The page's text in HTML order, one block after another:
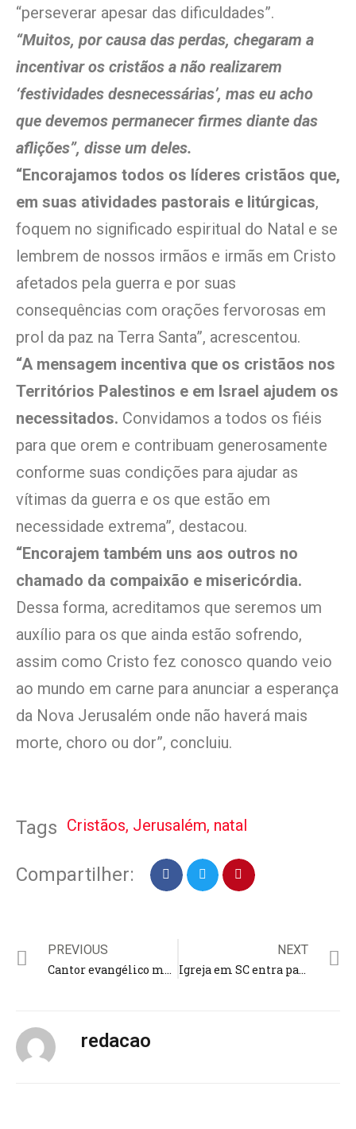
“perseverar apesar das dificuldades”.
“Muitos, por causa das perdas, chegaram a
incentivar os cristãos a não realizarem
‘festividades desnecessárias’, mas eu acho
que devemos permanecer firmes diante das
aflições”, disse um deles.
“Encorajamos todos os líderes cristãos que,
em suas atividades pastorais e litúrgicas,
foquem no significado espiritual do Natal e se
lembrem de nossos irmãos e irmãs em Cristo
afetados pela guerra e por suas
consequências com orações fervorosas em
prol da paz na Terra Santa”, acrescentou.
“A mensagem incentiva que os cristãos nos
Territórios Palestinos e em Israel ajudem os
necessitados. Convidamos a todos os fiéis
para que orem e contribuam generosamente
conforme suas condições para ajudar as
vítimas da guerra e os que estão em
necessidade extrema”, destacou.
“Encorajem também uns aos outros no
chamado da compaixão e misericórdia.
Dessa forma, acreditamos que seremos um
auxílio para os que ainda estão sofrendo,
assim como Cristo fez conosco quando veio
ao mundo em carne para anunciar a esperança
da Nova Jerusalém onde não haverá mais
morte, choro ou dor”, concluiu.
Tags Cristãos, Jerusalém, natal
Compartilher:
PREVIOUS
Cantor evangélico morre durante apresentação na Bahia; “talento, menino bom”, lamenta Fernanda Brum
NEXT
Igreja em SC entra para o Guinness por maior Bíblia transcrita do país; obra tem 586 páginas e 500 escritores
redacao